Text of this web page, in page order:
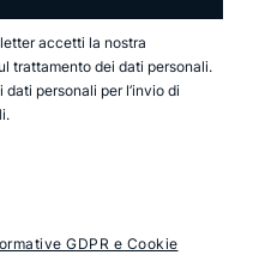
accetti la nostra
trattamento dei dati personali.
personali per l’invio di
GDPR e Cookie